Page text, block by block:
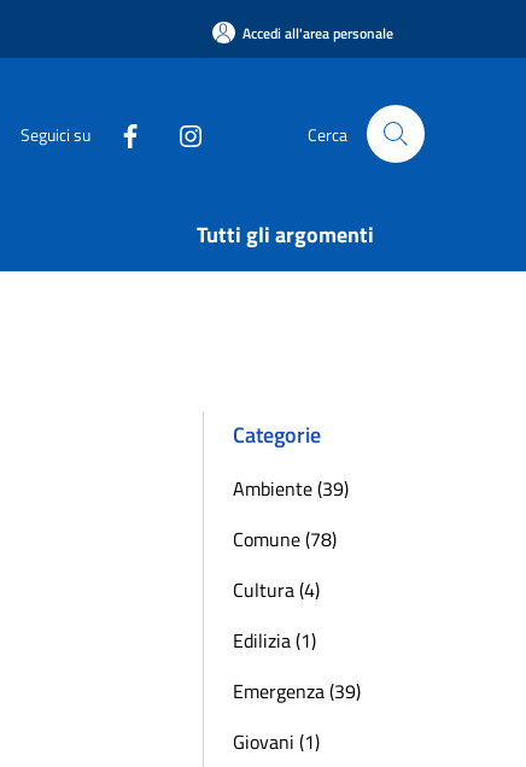
Accedi all'area personale
Seguici su Cerca
Tutti gli argomenti
Categorie
Ambiente (39)
Comune (78)
Cultura (4)
Edilizia (1)
Emergenza (39)
Giovani (1)